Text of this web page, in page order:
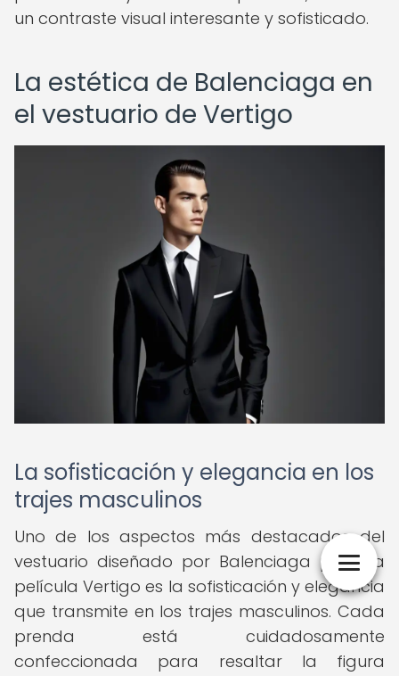
un contraste visual interesante y sofisticado.
La estética de Balenciaga en
el vestuario de Vertigo
La sofisticación y elegancia en los
trajes masculinos
Uno de los aspectos más destacados del
vestuario diseñado por Balenciaga para la
película Vertigo es la sofisticación y elegancia
que transmite en los trajes masculinos. Cada
prenda está cuidadosamente
confeccionada para resaltar la figura